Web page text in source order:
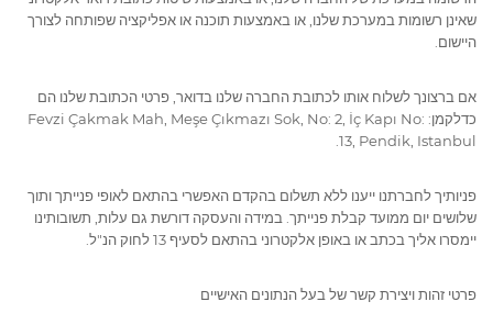
שאינן רשומות במערכת שלנו, או באמצעות תוכנה או אפליקציה שפותחה לצורך
היישום.
אם ברצונך לשלוח אותו לכתובת החברה שלנו בדואר, פרטי הכתובת שלנו הם
כדלקמן: Fevzi Çakmak Mah, Meşe Çıkmazı Sok, No: 2, İç Kapı No:
13, Pendik, Istanbul.
פניותיך לחברתנו ייענו ללא תשלום בהקדם האפשרי בהתאם לאופי פנייתך ותוך
שלושים יום ממועד קבלת פנייתך. במידה והעסקה דורשת גם עלות, תשובותינו
יימסרו אליך בכתב או באופן אלקטרוני בהתאם לסעיף 13 לחוק הנ"ל.
פרטי זהות ויצירת קשר של בעל הנתונים האישיים